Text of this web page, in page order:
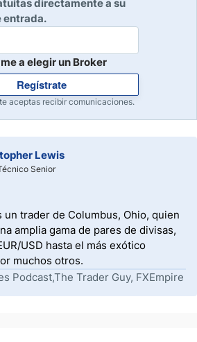
directamente a su
entrada.
a elegir un Broker
Regístrate
aceptas recibir comunicaciones.
Lewis
Senior
trader de Columbus, Ohio, quien
amplia gama de pares de divisas,
USD hasta el más exótico
muchos otros.
Podcast,The Trader Guy, FXEmpire